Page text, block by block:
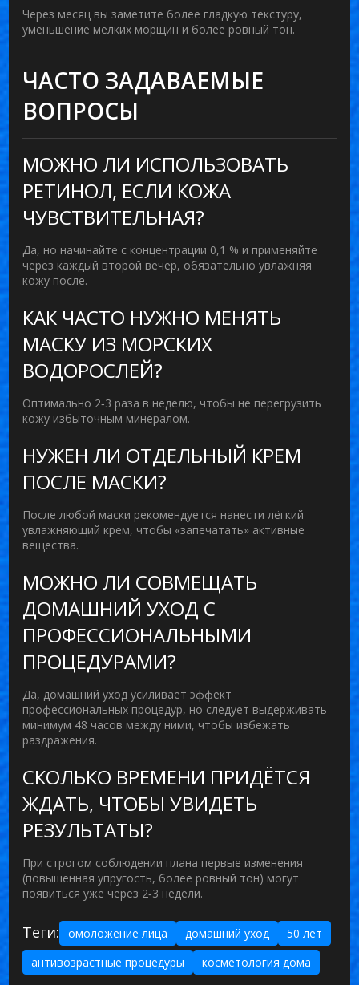
Через месяц вы заметите более гладкую текстуру,
уменьшение мелких морщин и более ровный тон.
ЧАСТО ЗАДАВАЕМЫЕ
ВОПРОСЫ
МОЖНО ЛИ ИСПОЛЬЗОВАТЬ
РЕТИНОЛ, ЕСЛИ КОЖА
ЧУВСТВИТЕЛЬНАЯ?
Да, но начинайте с концентрации 0,1 % и применяйте
через каждый второй вечер, обязательно увлажняя
кожу после.
КАК ЧАСТО НУЖНО МЕНЯТЬ
МАСКУ ИЗ МОРСКИХ
ВОДОРОСЛЕЙ?
Оптимально 2‑3 раза в неделю, чтобы не перегрузить
кожу избыточным минералом.
НУЖЕН ЛИ ОТДЕЛЬНЫЙ КРЕМ
ПОСЛЕ МАСКИ?
После любой маски рекомендуется нанести лёгкий
увлажняющий крем, чтобы «запечатать» активные
вещества.
МОЖНО ЛИ СОВМЕЩАТЬ
ДОМАШНИЙ УХОД С
ПРОФЕССИОНАЛЬНЫМИ
ПРОЦЕДУРАМИ?
Да, домашний уход усиливает эффект
профессиональных процедур, но следует выдерживать
минимум 48 часов между ними, чтобы избежать
раздражения.
СКОЛЬКО ВРЕМЕНИ ПРИДЁТСЯ
ЖДАТЬ, ЧТОБЫ УВИДЕТЬ
РЕЗУЛЬТАТЫ?
При строгом соблюдении плана первые изменения
(повышенная упругость, более ровный тон) могут
появиться уже через 2‑3 недели.
Теги: омоложение лица домашний уход
50 лет
антивозрастные процедуры
косметология дома